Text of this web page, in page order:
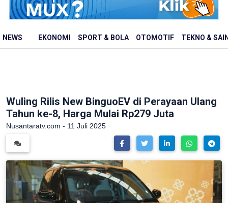
NEWS EKONOMI SPORT & BOLA OTOMOTIF TEKNO &
Wuling Rilis New BinguoEV di Perayaan Ulang
Tahun ke-8, Harga Mulai Rp279 Juta
Nusantaratv.com - 11 Juli 2025